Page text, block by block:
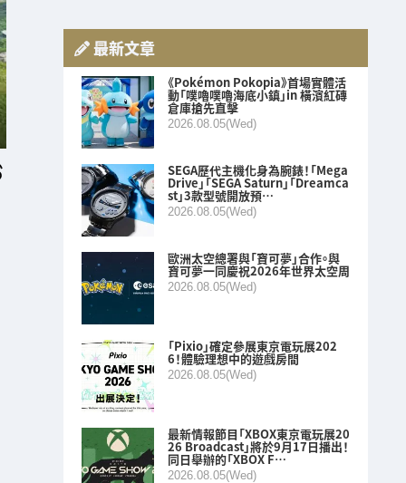
最新文章
《Pokémon Pokopia》首場實體活
動「噗嚕噗嚕海底小鎮」in 橫濱紅磚
倉庫搶先直擊
2026.08.05(Wed)
SEGA歷代主機化身為腕錶！「Mega
Drive」「SEGA Saturn」「Dreamca
st」3款型號開放預…
2026.08.05(Wed)
歐洲太空總署與「寶可夢」合作。與
寶可夢一同慶祝2026年世界太空周
2026.08.05(Wed)
「Pixio」確定參展東京電玩展202
6！體驗理想中的遊戲房間
2026.08.05(Wed)
最新情報節目「XBOX東京電玩展20
26 Broadcast」將於9月17日播出！
同日舉辦的「XBOX F…
2026.08.05(Wed)